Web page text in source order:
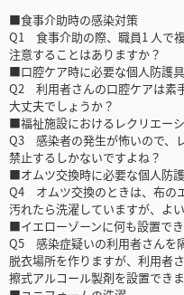
■食事介助時の感染対策
Q1 食事介助の際、職員1 人で
注意することはありますか？
■口腔ケア時に必要な個人防護具
Q2 利用者さんの口腔ケアは素
大丈夫でしょうか？
■福祉施設におけるレクリエー
Q3 感染者の発生が怖いので、
禁止するしかないですよね？
■オムツ交換時に必要な個人防
Q4 オムツ交換のときは、布の
汚れたら洗濯していますが、よ
■イエローゾーンに何も設置で
Q5 感染症疑いの利用者さんを
脱衣場所を作りますが、利用者
擦式アルコール製剤を設置でき